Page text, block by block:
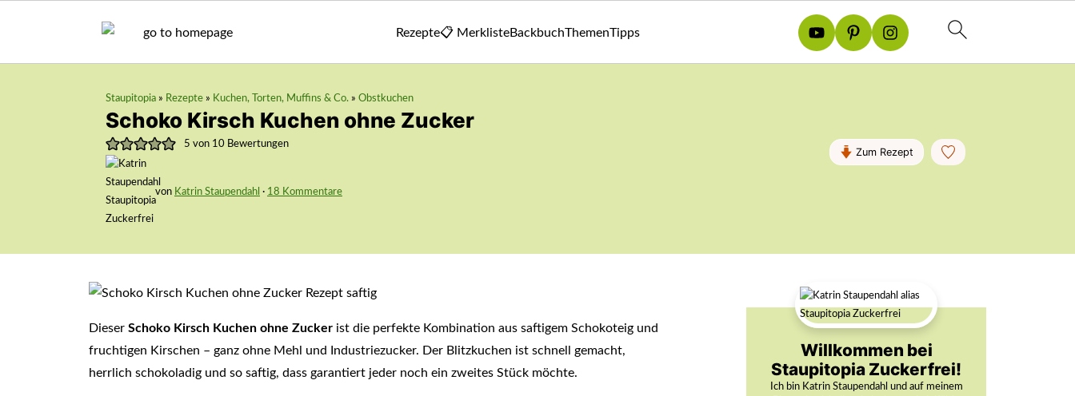
Rezepte📋 MerklisteBackbuchThemenTipps
Staupitopia » Rezepte » Kuchen, Torten, Muffins & Co. » Obstkuchen
Schoko Kirsch Kuchen ohne Zucker
5 von 10Bewertungen
von Katrin Staupendahl · 18 Kommentare
Zum Rezept
Dieser Schoko Kirsch Kuchen ohne Zucker ist die perfekte Kombination aus saftigem Schokoteig und
fruchtigen Kirschen – ganz ohne Mehl und Industriezucker. Der Blitzkuchen ist schnell gemacht,
herrlich schokoladig und so saftig, dass garantiert jeder noch ein zweites Stück möchte.
Willkommen bei
Staupitopia Zuckerfrei!
Ich bin Katrin Staupendahl und auf meinem